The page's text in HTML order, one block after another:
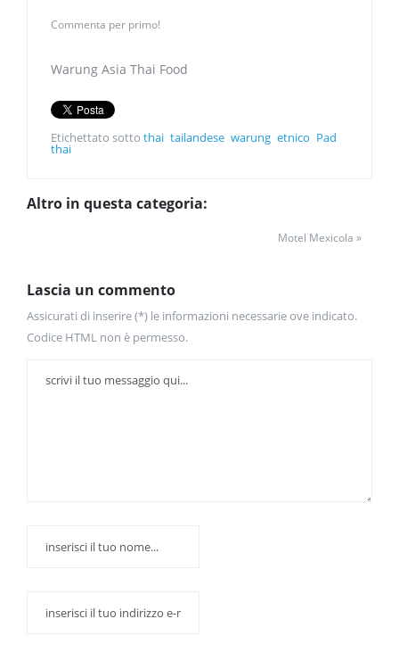
Commenta per primo!
Warung Asia Thai Food
Etichettato sotto thai tailandese warung etnico Pad
thai
Altro in questa categoria:
Motel Mexicola »
Lascia un commento
Assicurati di inserire (*) le informazioni necessarie ove indicato.
Codice HTML non è permesso.